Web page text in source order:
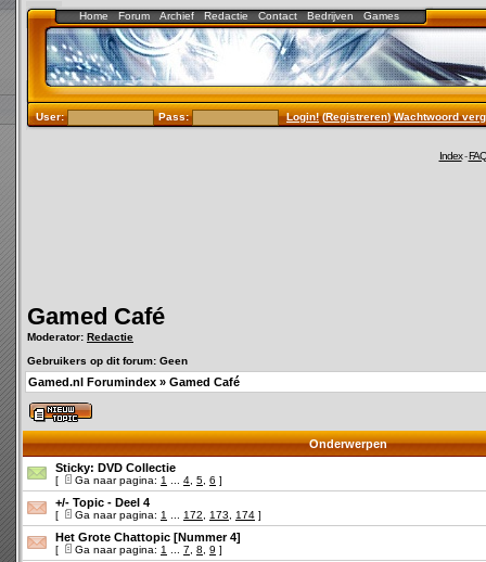
Home Forum Archief Redactie Contact Bedrijven Games
User: Pass: Login!(Registreren)Wachtwoord
Index-FAQ
Gamed Café
Moderator: Redactie
Gebruikers op dit forum: Geen
Gamed.nl Forumindex » Gamed Café
Onderwerpen
Sticky: DVD Collectie
[ Ga naar pagina: 1 4 5 6 ]
+/- Topic - Deel 4
[ Ga naar pagina: 1 172 173 174 ]
Het Grote Chattopic [Nummer 4]
[ Ga naar pagina: 1 7 8 9 ]